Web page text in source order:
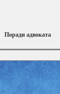
Поради адвоката